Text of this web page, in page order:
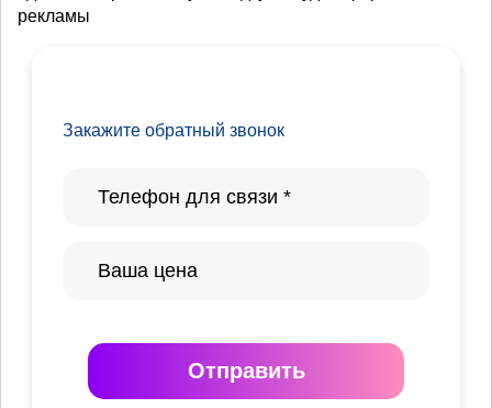
рекламы
Закажите обратный звонок
Отправить